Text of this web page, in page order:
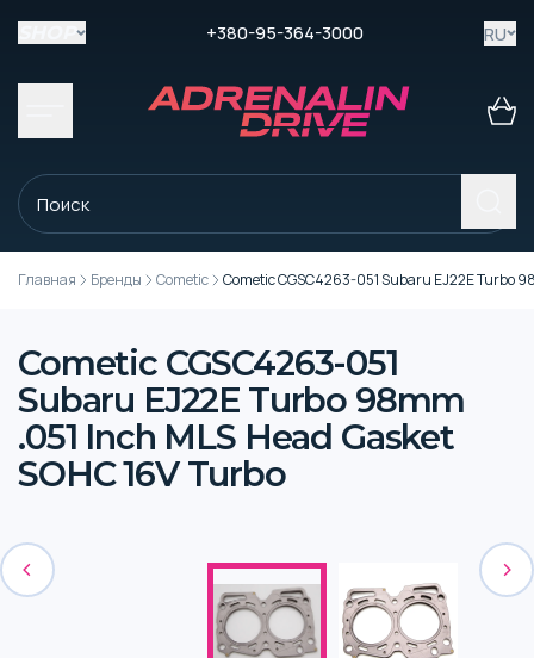
+380-95-364-3000 RU
Главная Бренды Cometic Cometic CGSC4263-051 Subaru EJ22E Turbo
Cometic CGSC4263-051
Subaru EJ22E Turbo 98mm
.051 Inch MLS Head Gasket
SOHC 16V Turbo